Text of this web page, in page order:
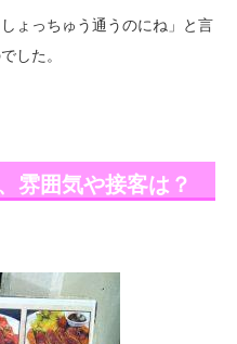
ょっちゅう通うのにね」と言
した。
雰囲気や接客は？